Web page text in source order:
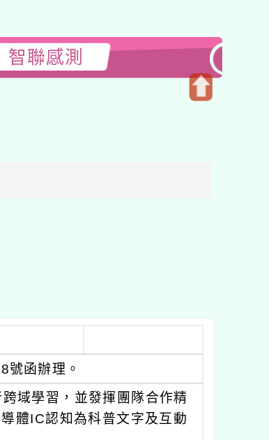
聯感測
號函辦理。
域學習，並發揮團隊合作精
體IC認知為科普文字及互動